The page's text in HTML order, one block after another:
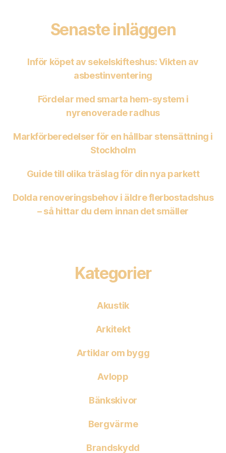
Senaste inläggen
Inför köpet av sekelskifteshus: Vikten av
asbestinventering
Fördelar med smarta hem-system i
nyrenoverade radhus
Markförberedelser för en hållbar stensättning i
Stockholm
Guide till olika träslag för din nya parkett
Dolda renoveringsbehov i äldre flerbostadshus
– så hittar du dem innan det smäller
Kategorier
Akustik
Arkitekt
Artiklar om bygg
Avlopp
Bänkskivor
Bergvärme
Brandskydd